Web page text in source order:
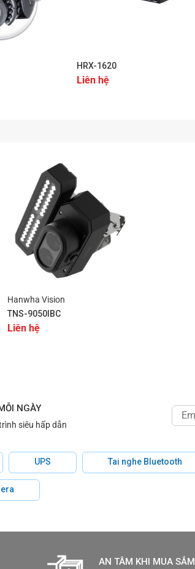
HRX-1620
Liên hệ
Hanwha Vision
TNS-9050IBC
Liên hệ
NGÀY
siêu hấp dẫn
UPS Tai nghe Bluetooth
AN TÂM KHI MUA SẮM